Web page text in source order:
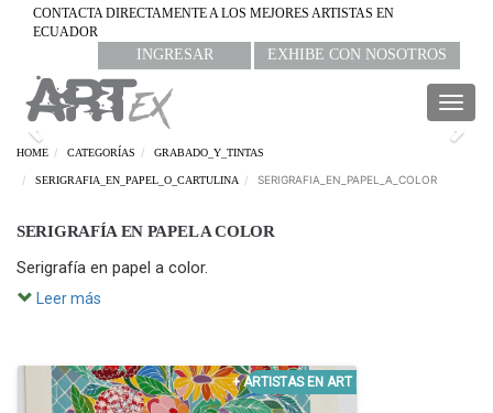
CONTACTA DIRECTAMENTE A LOS MEJORES ARTISTAS EN
ECUADOR
INGRESAR EXHIBE CON NOSOTROS
Previous
HOME CATEGORÍAS GRABADO_Y_TINTAS
SERIGRAFIA_EN_PAPEL_O_CARTULINA SERIGRAFIA_EN_PAPEL_A_COLOR
SERIGRAFÍA EN PAPEL A COLOR
Serigrafía en papel a color.
Leer más